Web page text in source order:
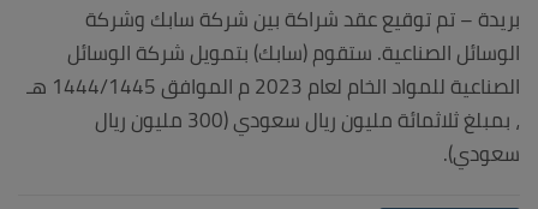
بريدة – تم توقيع عقد شراكة بين شركة سابك وشركة
الوسائل الصناعية. ستقوم (سابك) بتمويل شركة الوسائل
الصناعية للمواد الخام لعام 2023 م الموافق 1444/1445 هـ
، بمبلغ ثلاثمائة مليون ريال سعودي (300 مليون ريال
سعودي).